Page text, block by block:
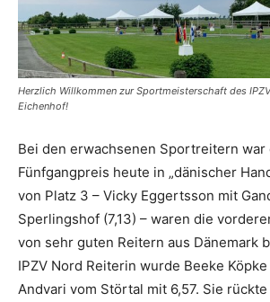
Herzlich Willkommen zur Sportmeisterschaft des
Eichenhof!
Bei den erwachsenen Sportreitern war
Fünfgangpreis heute in „dänischer
von Platz 3 – Vicky Eggertsson mit
Sperlingshof (7,13) – waren die
von sehr guten Reitern aus Dänemark
IPZV Nord Reiterin wurde Beeke
Andvari vom Störtal mit 6,57. Sie